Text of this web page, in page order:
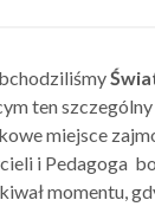
ten
miejsce
i Pedagoga
momentu,